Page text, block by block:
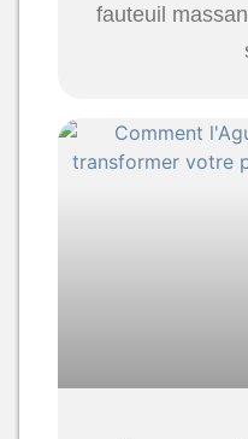
fauteuil